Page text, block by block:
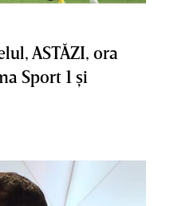
ASTĂZI, ora
Sport 1 şi